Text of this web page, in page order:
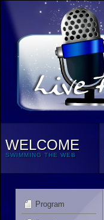
WELCOME
SWIMMING THE WEB
Program